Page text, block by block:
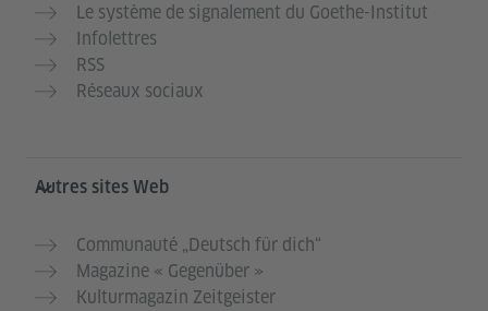
Le système de signalement du Goethe-Institut
Infolettres
RSS
Réseaux sociaux
Autres sites Web
Communauté „Deutsch für dich“
Magazine « Gegenüber »
Kulturmagazin Zeitgeister